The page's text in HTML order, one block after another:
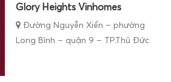
Glory Heights Vinhomes
Đường Nguyễn Xiển – phường
Long Bình – quận 9 – TP.Thủ Đức